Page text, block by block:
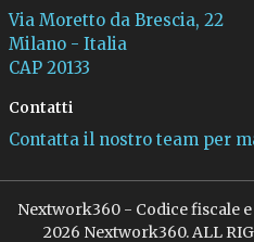
Via Moretto da Brescia, 22
Milano - Italia
CAP 20133
Contatti
Contatta il nostro team per
Nextwork360 - Codice fiscale
2026 Nextwork360. ALL